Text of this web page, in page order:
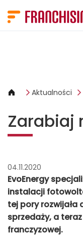
Aktualności
Zarabiaj
04.11.2020
EvoEnergy
instalacji
tej pory rozwijała
sprzedaży, a
franczyzowej.